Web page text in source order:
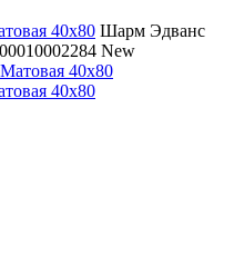
40x80 Шарм Эдванс
New
40x80